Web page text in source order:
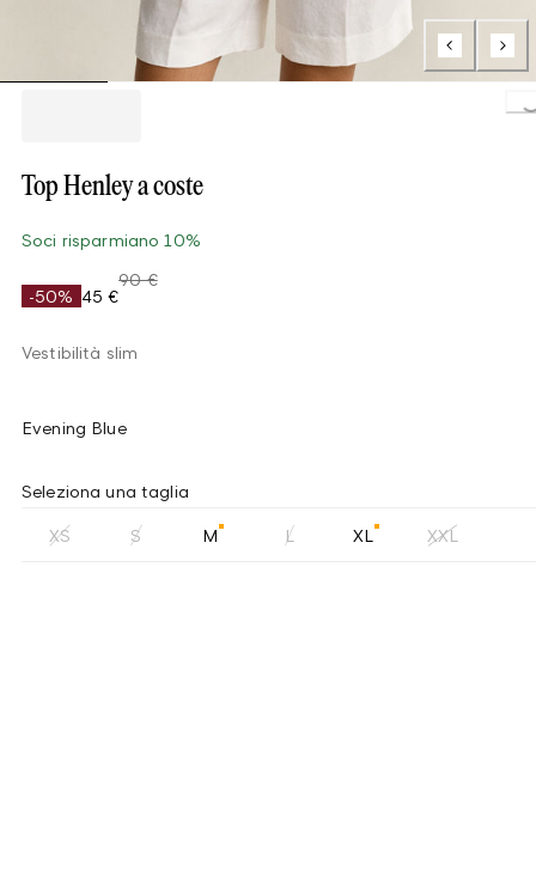
Top Henley a coste
Soci risparmiano 10%
-50% 45 €
90 €
Vestibilità slim
Evening Blue
Seleziona una taglia
XS S M L XL XXL